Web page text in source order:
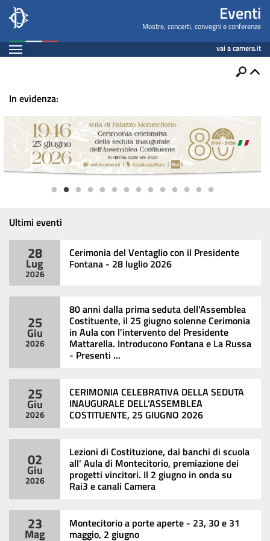
Salta
contenuto
principale
Home
Eventi
Eventi
Mostre, concerti, convegni e conferenze
Espandi vai a camera.it
Contenuto
In evidenza:
Ultimi eventi
28
Lug
2026
Cerimonia del Ventaglio con il Presidente
Fontana - 28 luglio 2026
25
Giu
2026
80 anni dalla prima seduta dell'Assemblea
Costituente, il 25 giugno solenne Cerimonia
in Aula con l'intervento del Presidente
Mattarella. Introducono Fontana e La Russa
- Presenti ...
25
Giu
2026
CERIMONIA CELEBRATIVA DELLA SEDUTA
INAUGURALE DELL’ASSEMBLEA
COSTITUENTE, 25 GIUGNO 2026
02
Giu
2026
Lezioni di Costituzione, dai banchi di scuola
all' Aula di Montecitorio, premiazione dei
progetti vincitori. Il 2 giugno in onda su
Rai3 e canali Camera
23
Mag
Montecitorio a porte aperte - 23, 30 e 31
maggio, 2 giugno